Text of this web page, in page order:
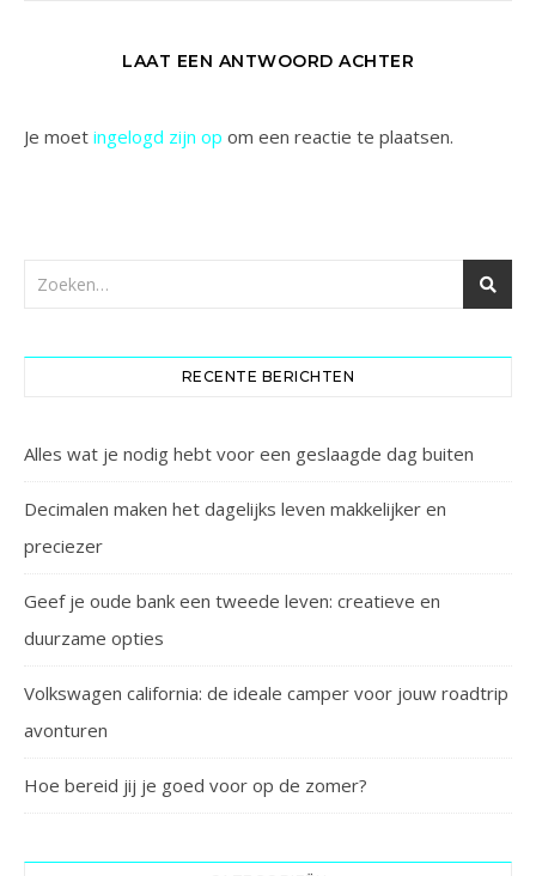
LAAT EEN ANTWOORD ACHTER
Je moet ingelogd zijn op om een reactie te plaatsen.
RECENTE BERICHTEN
Alles wat je nodig hebt voor een geslaagde dag buiten
Decimalen maken het dagelijks leven makkelijker en
preciezer
Geef je oude bank een tweede leven: creatieve en
duurzame opties
Volkswagen california: de ideale camper voor jouw roadtrip
avonturen
Hoe bereid jij je goed voor op de zomer?